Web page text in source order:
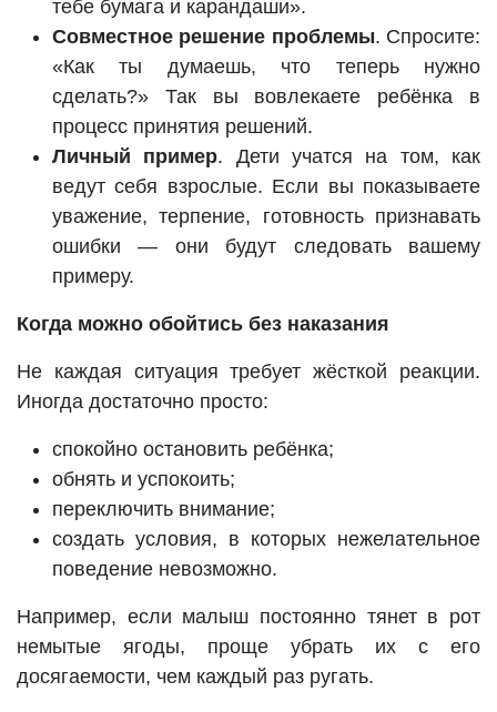
тебе бумага и карандаши».
Совместное решение проблемы. Спросите:
«Как ты думаешь, что теперь нужно
сделать?» Так вы вовлекаете ребёнка в
процесс принятия решений.
Личный пример. Дети учатся на том, как
ведут себя взрослые. Если вы показываете
уважение, терпение, готовность признавать
ошибки — они будут следовать вашему
примеру.
Когда можно обойтись без наказания
Не каждая ситуация требует жёсткой реакции.
Иногда достаточно просто:
спокойно остановить ребёнка;
обнять и успокоить;
переключить внимание;
создать условия, в которых нежелательное
поведение невозможно.
Например, если малыш постоянно тянет в рот
немытые ягоды, проще убрать их с его
досягаемости, чем каждый раз ругать.